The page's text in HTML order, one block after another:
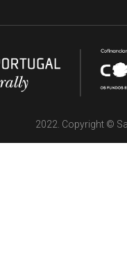
2022. Copyright ©